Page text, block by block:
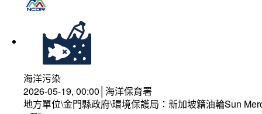
海洋污染
2026-05-19, 00:00│海洋保育署
地方單位\金門縣政府\環境保護局：新加坡籍油輪Sun